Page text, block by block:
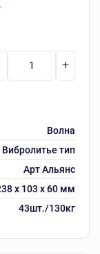
Волна
Вибролитье тип
Арт Альянс
х 103 х 60 мм
43шт./130кг
+